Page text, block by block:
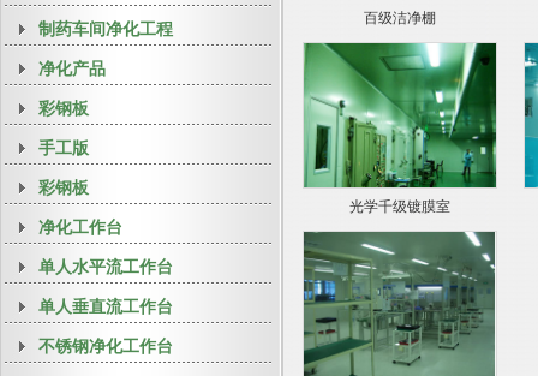
制药车间净化工程
净化产品
彩钢板
手工版
彩钢板
净化工作台
单人水平流工作台
单人垂直流工作台
不锈钢净化工作台
百级洁净棚
光学千级镀膜室